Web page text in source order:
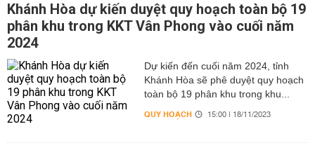
Khánh Hòa dự kiến duyệt quy hoạch toàn bộ 19
phân khu trong KKT Vân Phong vào cuối năm
2024
Dự kiến đến cuối năm 2024, tỉnh
Khánh Hòa sẽ phê duyệt quy hoạch
toàn bộ 19 phân khu trong khu...
QUY HOẠCH 15:00 | 18/11/2023